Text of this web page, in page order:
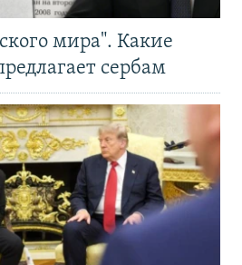
мира". Какие
сербам